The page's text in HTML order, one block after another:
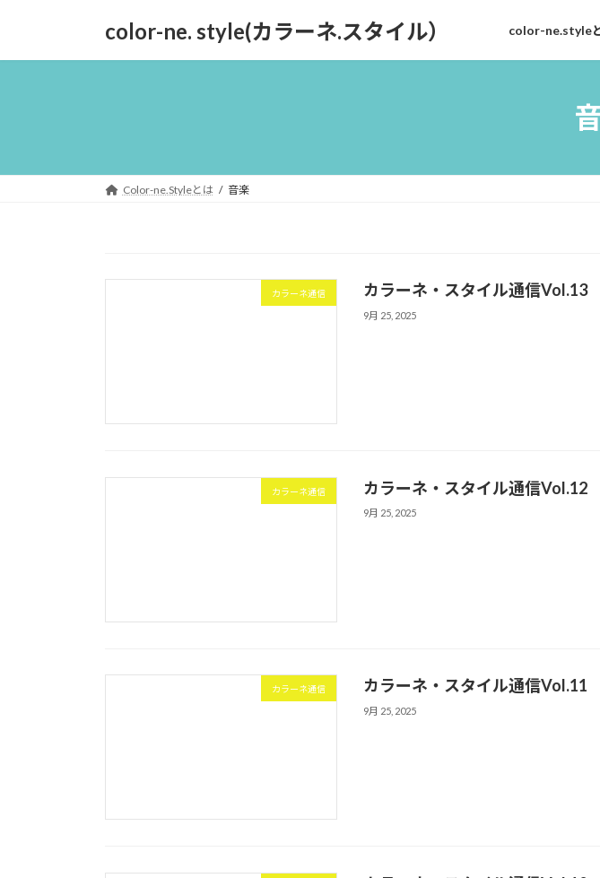
color-ne. style(カラーネ.スタイル） color-ne.style
Color-ne.Styleとは 音楽
カラーネ通信 カラーネ・スタイル通信Vol.13
9月 25, 2025
カラーネ通信 カラーネ・スタイル通信Vol.12
9月 25, 2025
カラーネ通信 カラーネ・スタイル通信Vol.11
9月 25, 2025